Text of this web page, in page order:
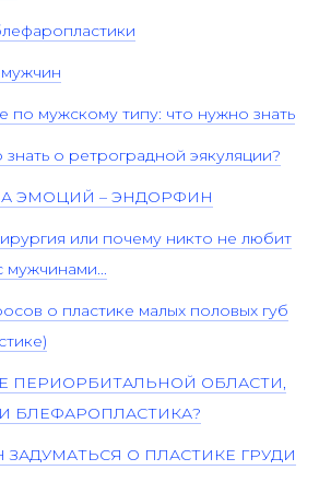
по мужскому типу: что нужно знать
о ретроградной эякуляции?
ЭМОЦИЙ – ЭНДОРФИН
или почему никто не любит
мужчинами...
о пластике малых половых губ
ПЕРИОРБИТАЛЬНОЙ ОБЛАСТИ,
БЛЕФАРОПЛАСТИКА?
ЗАДУМАТЬСЯ О ПЛАСТИКЕ ГРУДИ